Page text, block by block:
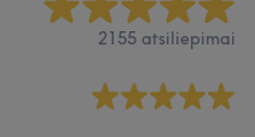
2155 atsiliepimai